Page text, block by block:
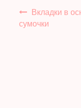
Навигация
записям
Вкладки в
сумочки